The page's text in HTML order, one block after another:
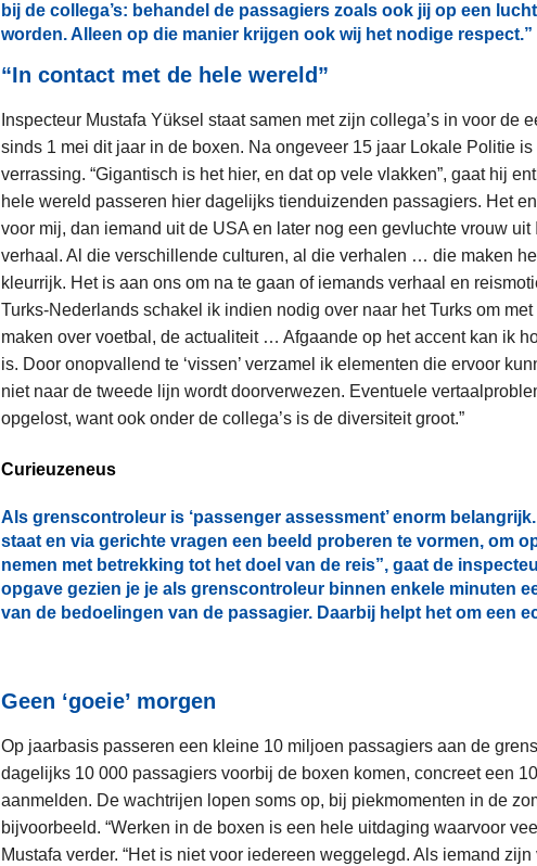
bij de collega’s: behandel de passagiers zoals ook jij op een
worden. Alleen op die manier krijgen ook wij het nodige respect.”
“In contact met de hele wereld”
Inspecteur Mustafa Yüksel staat samen met zijn collega’s in voor de
sinds 1 mei dit jaar in de boxen. Na ongeveer 15 jaar Lokale Politie
verrassing. “Gigantisch is het hier, en dat op vele vlakken”, gaat hij
hele wereld passeren hier dagelijks tienduizenden passagiers. Het
voor mij, dan iemand uit de USA en later nog een gevluchte vrouw uit
verhaal. Al die verschillende culturen, al die verhalen … die maken
kleurrijk. Het is aan ons om na te gaan of iemands verhaal en
Turks-Nederlands schakel ik indien nodig over naar het Turks om
maken over voetbal, de actualiteit … Afgaande op het accent kan ik
is. Door onopvallend te ‘vissen’ verzamel ik elementen die ervoor
niet naar de tweede lijn wordt doorverwezen. Eventuele
opgelost, want ook onder de collega’s is de diversiteit groot.”
Curieuzeneus
Als grenscontroleur is ‘passenger assessment’ enorm
staat en via gerichte vragen een beeld proberen te vormen, om
nemen met betrekking tot het doel van de reis”, gaat de
opgave gezien je je als grenscontroleur binnen enkele minuten
van de bedoelingen van de passagier. Daarbij helpt het om een
Geen ‘goeie’ morgen
Op jaarbasis passeren een kleine 10 miljoen passagiers aan de
dagelijks 10 000 passagiers voorbij de boxen komen, concreet een
aanmelden. De wachtrijen lopen soms op, bij piekmomenten in de
bijvoorbeeld. “Werken in de boxen is een hele uitdaging waarvoor
Mustafa verder. “Het is niet voor iedereen weggelegd. Als iemand